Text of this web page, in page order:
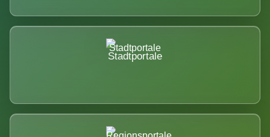
Stadtportale